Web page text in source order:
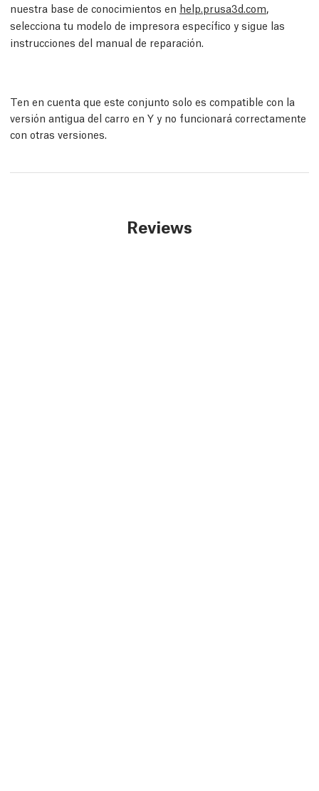
nuestra base de conocimientos en help.prusa3d.com,
selecciona tu modelo de impresora específico y sigue las
instrucciones del manual de reparación.
Ten en cuenta que este conjunto solo es compatible con la
versión antigua del carro en Y y no funcionará correctamente
con otras versiones.
Reviews